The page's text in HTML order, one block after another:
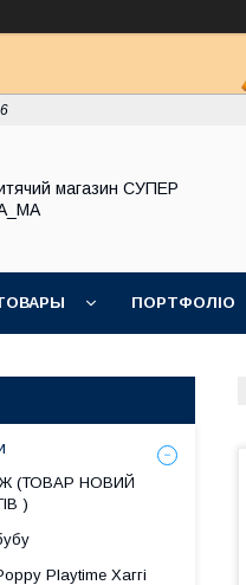
магазин СУПЕР
ПОРТФОЛІО
(ТОВАР НОВИЙ
)
Playtime Хаггі